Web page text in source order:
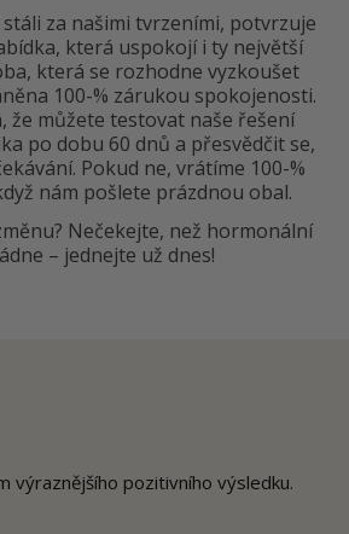
za našimi tvrzeními, potvrzuje
která uspokojí i ty největší
která se rozhodne vyzkoušet
100-% zárukou spokojenosti.
že můžete testovat naše řešení
po dobu 60 dnů a přesvědčit se,
Pokud ne, vrátíme 100-%
nám pošlete prázdnou obal.
Nečekejte, než hormonální
– jednejte už dnes!
výraznějšího pozitivního výsledku.